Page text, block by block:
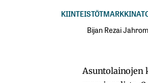
KIINTEISTÖTMARKKINAT
Bijan Rezai
Asuntolainojen